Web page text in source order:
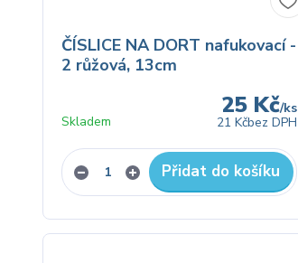
ČÍSLICE NA DORT nafukovací -
2 růžová, 13cm
25 Kč/ks
21 Kčbez DPH
Skladem
Přidat do košíku